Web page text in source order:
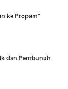
ke Propam"
dan Pembunuh